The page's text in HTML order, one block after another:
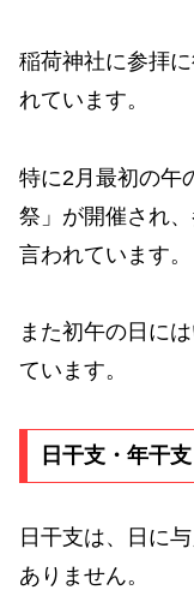
稲荷神社に参拝
れています。
特に2月最初の午
祭」が開催され
言われています。
また初午の日に
ています。
日干支・年干
日干支は、日に
ありません。